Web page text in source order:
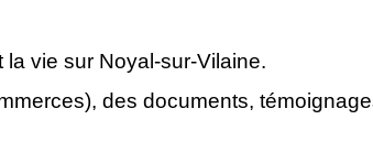
vie sur Noyal-sur-Vilaine.
des documents,